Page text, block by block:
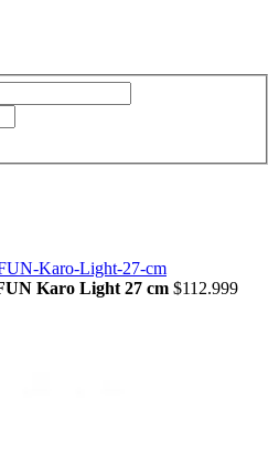
Karo Light 27 cm $112.999